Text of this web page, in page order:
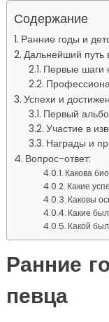
Содержание
Ранние годы и
Дальнейший путь
Первые шаги
Успехи и
Первый
Участие в
Награды и
Вопрос-ответ:
Какова
Какие
Каковы
Какие
Какой
Ранние
певца